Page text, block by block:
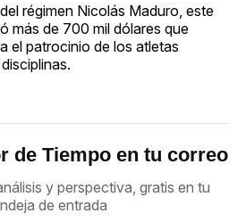
régimen Nicolás Maduro, este
más de 700 mil dólares que
el patrocinio de los atletas
de Tiempo en tu correo
y perspectiva, gratis en tu
de entrada